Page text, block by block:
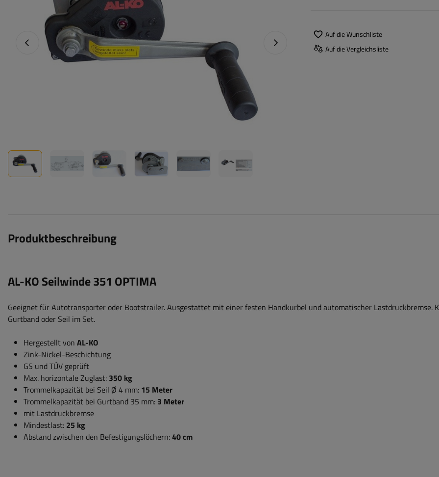
Vorheriges Foto Nächstes Foto
Auf die Wunschliste
Auf die Vergleichsliste
Produktbeschreibung
AL-KO Seilwinde 351 OPTIMA
Geeignet für Autotransporter oder Bootstrailer. Ausgestattet mit einer festen Handkurbel und automatischer Lastdruckbremse.
Gurtband oder Seil im Set.
Hergestellt von AL-KO
Zink-Nickel-Beschichtung
GS und TÜV geprüft
Max. horizontale Zuglast: 350 kg
Trommelkapazität bei Seil Ø 4 mm: 15 Meter
Trommelkapazität bei Gurtband 35 mm: 3 Meter
mit Lastdruckbremse
Mindestlast: 25 kg
Abstand zwischen den Befestigungslöchern:40 cm